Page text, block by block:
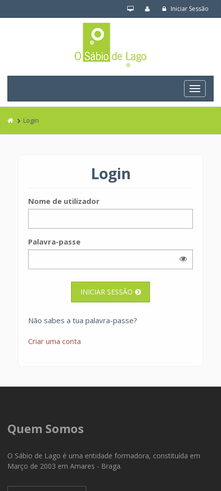
Iniciar Sessão
Login
Login
Nome de utilizador
Palavra-passe
INICIAR SESSÃO
Não sabes a tua palavra-passe?
Criar uma conta
Quem Somos
O Sábio de Lago é uma entidade formadora, constituída em
Março de 2003 em Amares - Braga.